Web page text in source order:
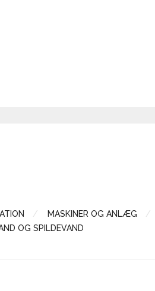
MASKINER OG ANLÆG
OG SPILDEVAND